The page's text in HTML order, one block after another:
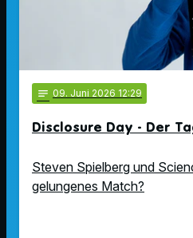
notes 09. Juni 2026 12:29
Disclosure Day - Der
Steven Spielberg und
gelungenes Match?